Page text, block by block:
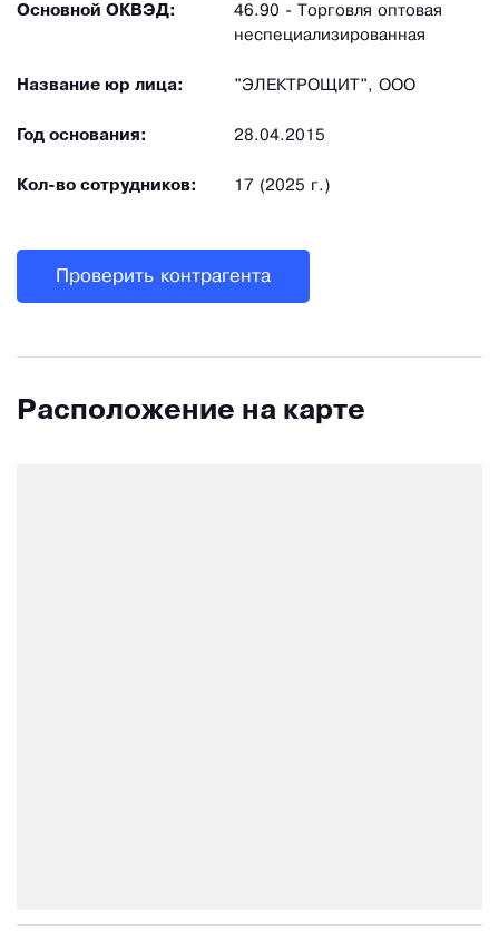
Основной ОКВЭД:
46.90 - Торговля оптовая
неспециализированная
Название юр лица: "ЭЛЕКТРОЩИТ", ООО
Год основания: 28.04.2015
Кол-во сотрудников: 17 (2025 г.)
Проверить контрагента
Расположение на карте